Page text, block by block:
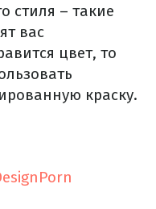
стиля – такие
вас
цвет, то
краску.